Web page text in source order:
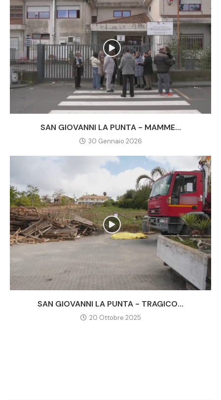
SAN GIOVANNI LA PUNTA - MAMME...
30 Gennaio 2026
SAN GIOVANNI LA PUNTA - TRAGICO...
20 Ottobre 2025